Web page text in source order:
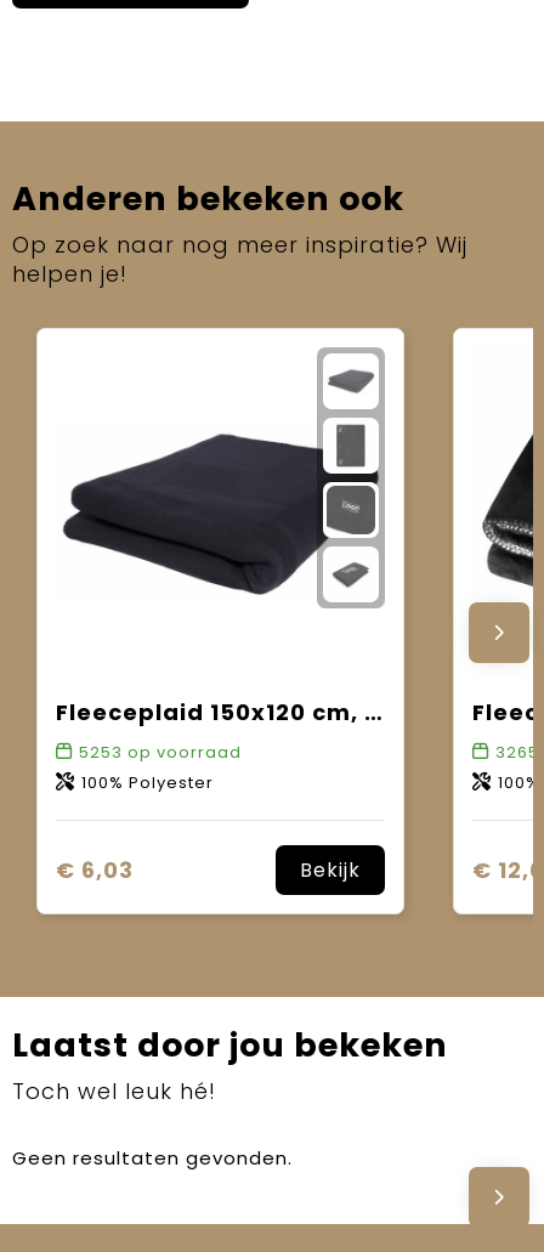
Anderen bekeken ook
Op zoek naar nog meer inspiratie? Wij
helpen je!
Fleeceplaid 150x120 cm, 200 gr/m²
5253 op voorraad
100% Polyester
€ 6,03 Bekijk
3265
€
Laatst door jou bekeken
Toch wel leuk hé!
Geen resultaten gevonden.